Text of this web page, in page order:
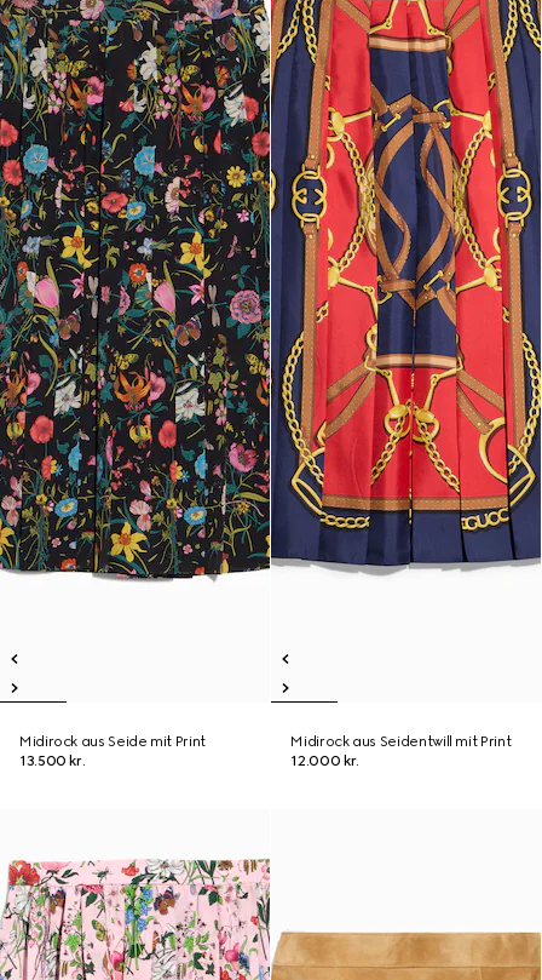
Midirock aus Seide mit Print
13.500 kr.
Midirock aus Seidentwill mit Print
12.000 kr.